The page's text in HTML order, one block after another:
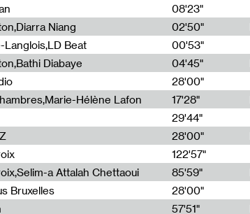
08'23"
Niang 02'50"
Beat 00'53"
Diabaye 04'45"
28'00"
Hélène Lafon 17'28"
29'44"
28'00"
122'57"
a Attalah Chettaoui 85'59"
Bruxelles 28'00"
57'51"